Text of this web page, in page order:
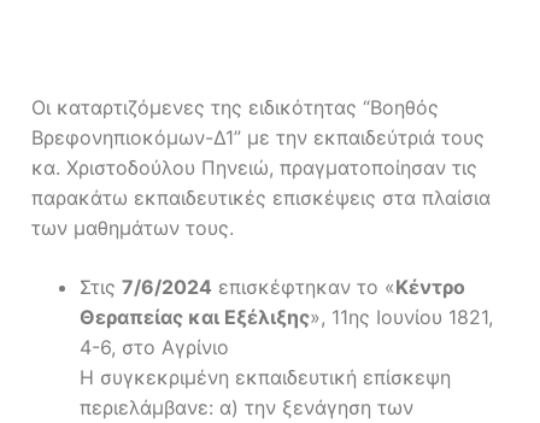
Οι καταρτιζόμενες της ειδικότητας “Βοηθός
Βρεφονηπιοκόμων-Δ1” με την εκπαιδεύτριά τους
κα. Χριστοδούλου Πηνειώ, πραγματοποίησαν τις
παρακάτω εκπαιδευτικές επισκέψεις στα πλαίσια
των μαθημάτων τους.
Στις 7/6/2024 επισκέφτηκαν το «Κέντρο
Θεραπείας και Εξέλιξης», 11ης Ιουνίου 1821,
4-6, στο Αγρίνιο
Η συγκεκριμένη εκπαιδευτική επίσκεψη
περιελάμβανε: α) την ξενάγηση των